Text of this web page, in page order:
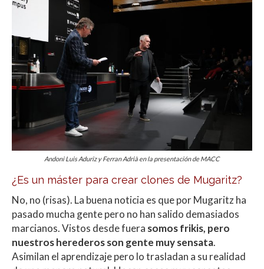
Andoni Luis Aduriz y Ferran Adrià en la presentación de MACC
¿Es un máster para crear clones de Mugaritz?
No, no (risas). La buena noticia es que por Mugaritz ha
pasado mucha gente pero no han salido demasiados
marcianos. Vistos desde fuera somos frikis, pero
nuestros herederos son gente muy sensata.
Asimilan el aprendizaje pero lo trasladan a su realidad